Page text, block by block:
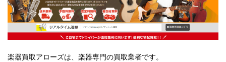
楽器買取アローズは、楽器専門の買取業者です。